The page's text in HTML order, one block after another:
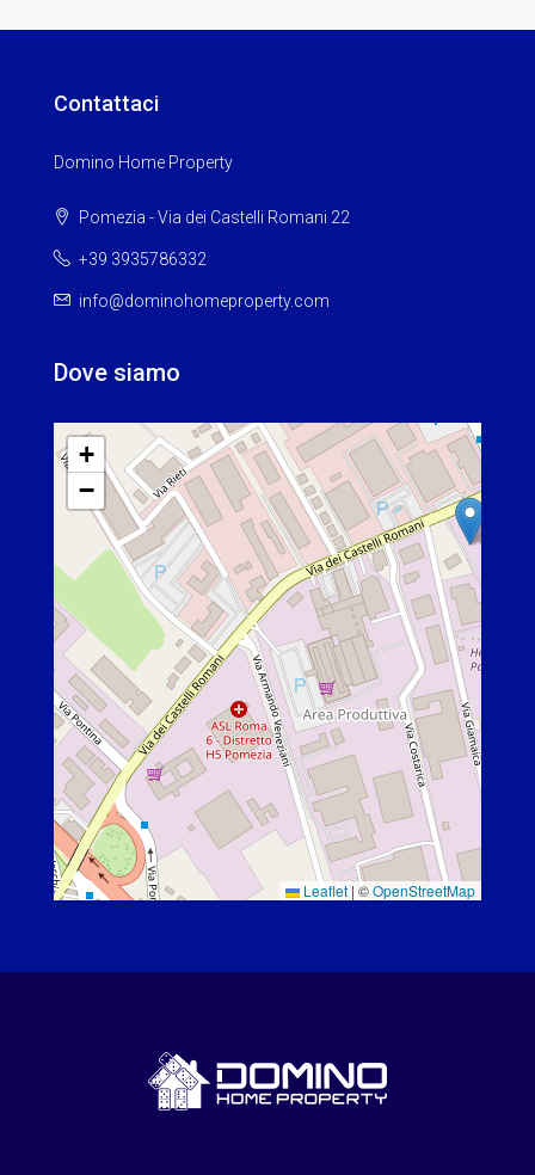
Contattaci
Domino Home Property
Pomezia - Via dei Castelli Romani 22
+39 3935786332
info@dominohomeproperty.com
Dove siamo
+
−
Leaflet | ©OpenStreetMap